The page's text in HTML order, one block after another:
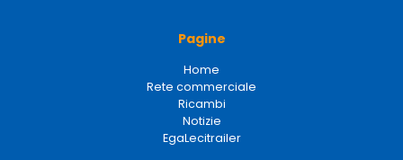
Pagine
Home
Rete commerciale
Ricambi
Notizie
EgaLecitrailer